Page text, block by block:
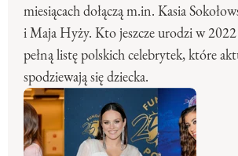
miesiącach dołączą m.in. Kasia
i Maja Hyży. Kto jeszcze urodzi w
pełną listę polskich celebrytek, które
spodziewają się dziecka.